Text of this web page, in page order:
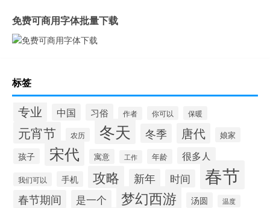
免费可商用字体批量下载
标签
专业 中国 习俗 作者 你可以 保暖
元宵节 农历 冬天 冬季 唐代 娘家
孩子 宋代 寓意 工作 年龄 很多人
我们可以 手机 攻略 新年 时间 春节
春节期间 是一个 梦幻西游 汤圆 温度